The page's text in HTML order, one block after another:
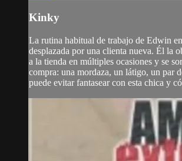
Kinky
La rutina habitual de trabajo de Edwin
desplazada por una clienta nueva. Él la
a la tienda en múltiples ocasiones y se
compra: una mordaza, un látigo, un par
puede evitar fantasear con esta chica y